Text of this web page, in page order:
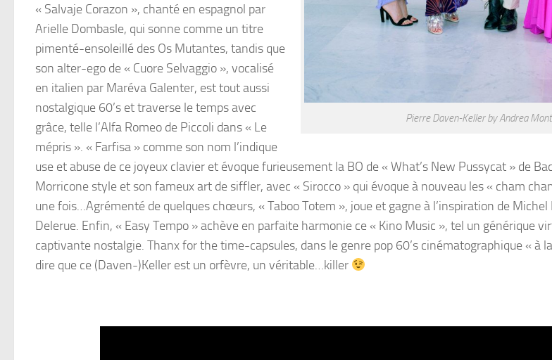
Pierre Daven-Keller by Andrea
« Salvaje Corazon », chanté en espagnol par
Arielle Dombasle, qui sonne comme un titre
pimenté-ensoleillé des Os Mutantes, tandis que
son alter-ego de « Cuore Selvaggio », vocalisé
en italien par Maréva Galenter, est tout aussi
nostalgique 60’s et traverse le temps avec
grâce, telle l’Alfa Romeo de Piccoli dans « Le
mépris ». « Farfisa » comme son nom l’indique
use et abuse de ce joyeux clavier et évoque furieusement la BO de « What’s New Pussycat » de
Morricone style et son fameux art de siffler, avec « Sirocco » qui évoque à nouveau les « cham
une fois…Agrémenté de quelques chœurs, « Taboo Totem », joue et gagne à l’inspiration de Michel
Delerue. Enfin, « Easy Tempo » achève en parfaite harmonie ce « Kino Music », tel un générique
captivante nostalgie. Thanx for the time-capsules, dans le genre pop 60’s cinématographique « à
dire que ce (Daven-)Keller est un orfèvre, un véritable…killer